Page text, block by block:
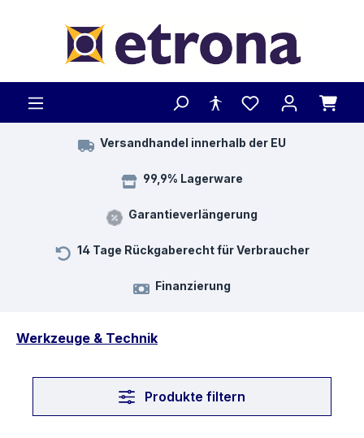
Versandhandel innerhalb der EU
99,9% Lagerware
Garantieverlängerung
14 Tage Rückgaberecht für Verbraucher
Finanzierung
Werkzeuge & Technik
Produkte filtern